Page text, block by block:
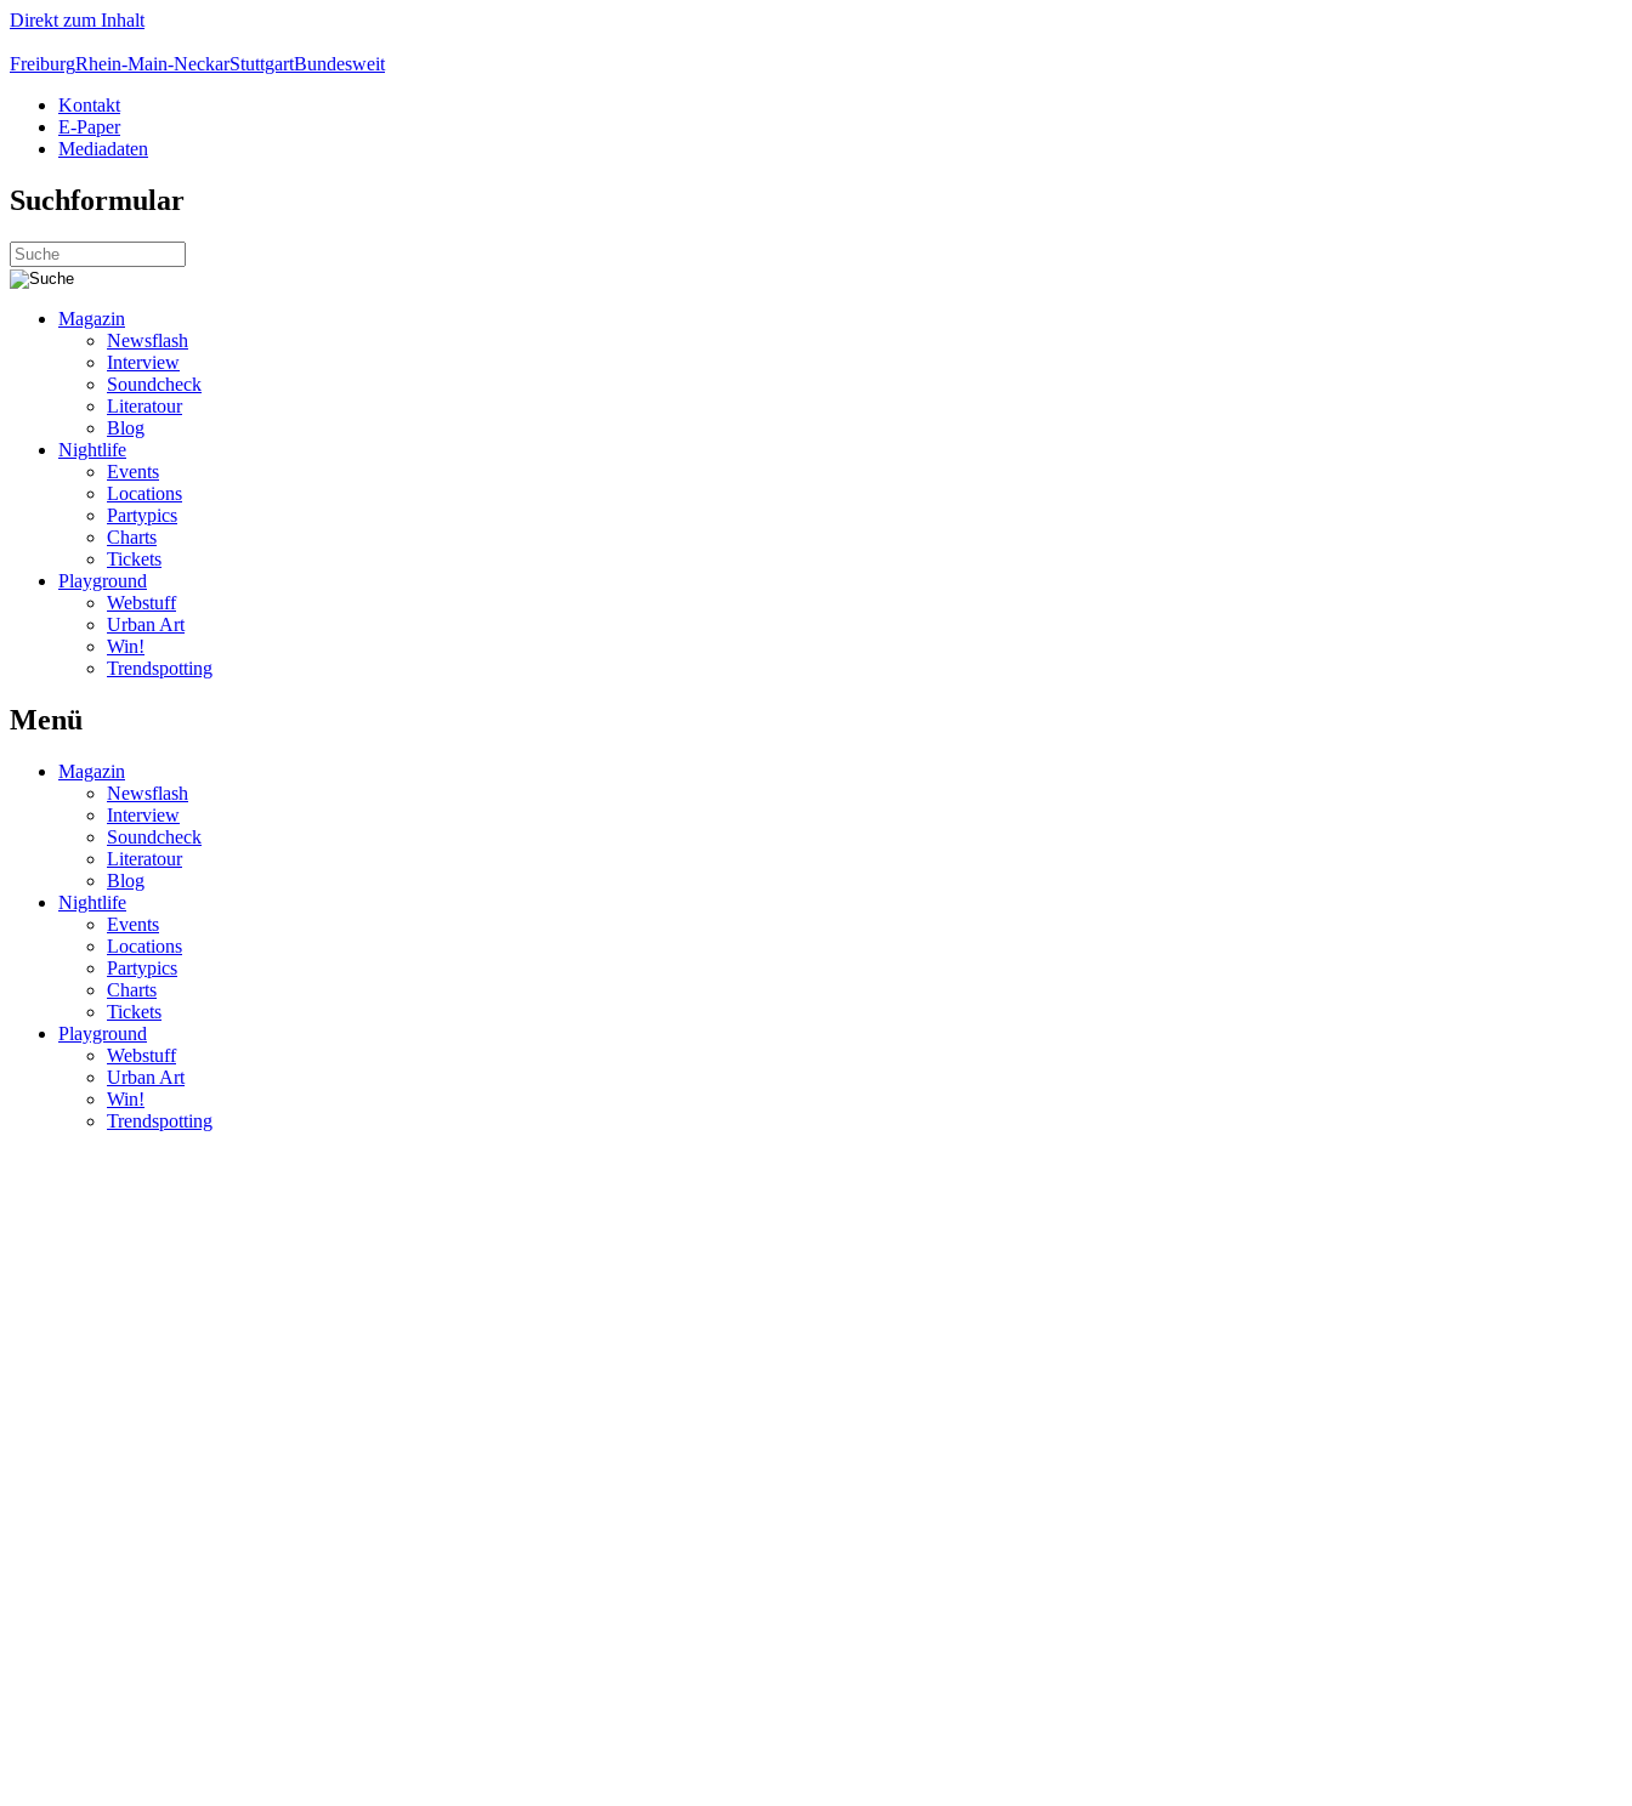
Direkt zum Inhalt
FreiburgRhein-Main-NeckarStuttgartBundesweit
Kontakt
E-Paper
Mediadaten
Suchformular
Magazin
Newsflash
Interview
Soundcheck
Literatour
Blog
Nightlife
Events
Locations
Partypics
Charts
Tickets
Playground
Webstuff
Urban Art
Win!
Trendspotting
Menü
Magazin
Newsflash
Interview
Soundcheck
Literatour
Blog
Nightlife
Events
Locations
Partypics
Charts
Tickets
Playground
Webstuff
Urban Art
Win!
Trendspotting